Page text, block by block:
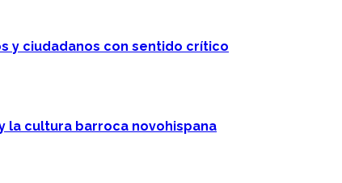
y ciudadanos con sentido crítico
la cultura barroca novohispana